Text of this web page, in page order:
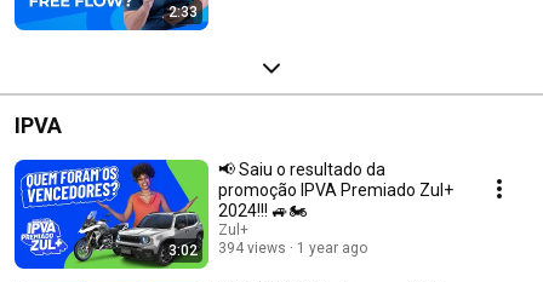
2:33
IPVA
3:02
📢 Saiu o resultado da
promoção IPVA Premiado Zul+
2024!!! 🚙🏍️
Zul+
394 views
1 year ago